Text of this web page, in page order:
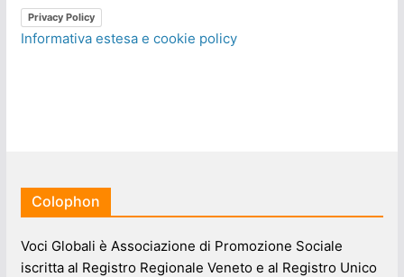
Privacy Policy
Informativa estesa e cookie policy
Colophon
Voci Globali è Associazione di Promozione Sociale
iscritta al Registro Regionale Veneto e al Registro Unico